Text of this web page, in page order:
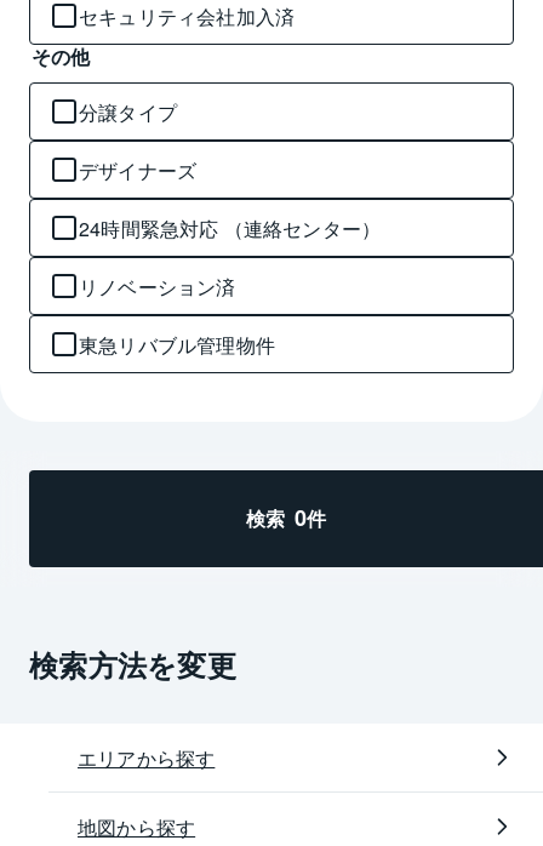
セキュリティ会社加入済
その他
分譲タイプ
デザイナーズ
24時間緊急対応 （連絡センター）
リノベーション済
東急リバブル管理物件
検索 0件
検索方法を変更
エリアから探す
地図から探す